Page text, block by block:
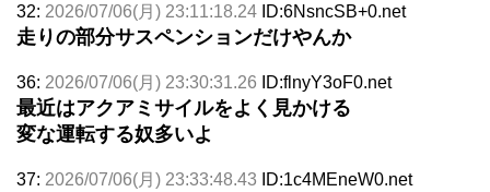
32: 2026/07/06(月) 23:11:18.24 ID:6NsncSB+0.net
走りの部分サスペンションだけやんか
36: 2026/07/06(月) 23:30:31.26 ID:flnyY3oF0.net
最近はアクアミサイルをよく見かける
変な運転する奴多いよ
37: 2026/07/06(月) 23:33:48.43 ID:1c4MEneW0.net